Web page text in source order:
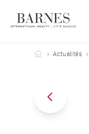
Barnes Côte
Actualités